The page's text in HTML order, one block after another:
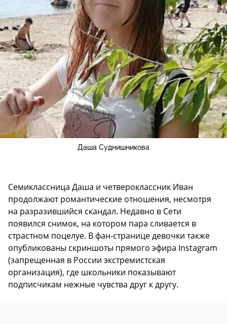
Даша Суднишникова
Семиклассница Даша и четвероклассник Иван
продолжают романтические отношения, несмотря
на разразившийся скандал. Недавно в Сети
появился снимок, на котором пара сливается в
страстном поцелуе. В фан-странице девочки также
опубликованы скриншоты прямого эфира Instagram
(запрещенная в России экстремистская
организация), где школьники показывают
подписчикам нежные чувства друг к другу.